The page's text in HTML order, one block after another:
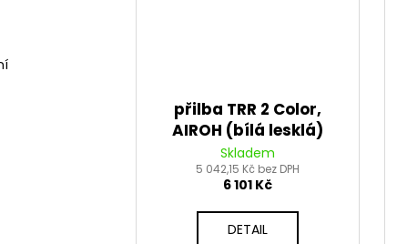
přilba TRR 2 Color,
AIROH (bílá lesklá)
2026
Skladem
5 042,15 Kč bez DPH
6 101 Kč
DETAIL